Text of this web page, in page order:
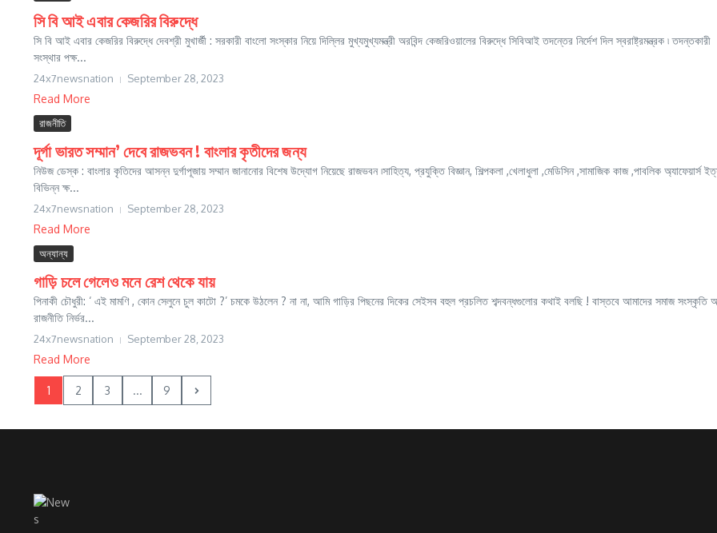
সি বি আই এবার কেজরির বিরুদ্ধে
সি বি আই এবার কেজরির বিরুদ্ধে দেবশ্রী মুখার্জী : সরকারী বাংলো সংস্কার নিয়ে দিল্লির মুখ্যমুখ্যমন্ত্রী অরবিন্দ কেজরিওয়ালের বিরুদ্ধে সিবিআই তদন্তের নির্দেশ দিল স্বরাষ্ট্রমন্ত্রক ৷ তদন্তকারী
সংস্থার পক্ষ...
24x7newsnation September 28, 2023
Read More
রাজনীতি
দূর্গা ভারত সম্মান’ দেবে রাজভবন ! বাংলার কৃতীদের জন্য
নিউজ ডেস্ক : বাংলার কৃতিদের আসন্ন দুর্গাপূজায় সম্মান জানানোর বিশেষ উদ্যোগ নিয়েছে রাজভবন ৷সাহিত্য, প্রযুক্তি বিজ্ঞান, শিল্পকলা ,খেলাধুলা ,মেডিসিন ,সামাজিক কাজ ,পাবলিক অ্যাফেয়ার্স
বিভিন্ন ক্ষ...
24x7newsnation September 28, 2023
Read More
অন্যান্য
গাড়ি চলে গেলেও মনে রেশ থেকে যায়
পিনাকী চৌধুরী: ‘ এই মামণি , কোন সেলুনে চুল কাটো ?’ চমকে উঠলেন ? না না, আমি গাড়ির পিছনের দিকের সেইসব বহুল প্রচলিত শব্দবন্ধগুলোর কথাই বলছি ! বাস্তবে আমাদের সমাজ সংস্কৃতি
রাজনীতি নির্ভর...
24x7newsnation September 28, 2023
Read More
1 2 3 ... 9